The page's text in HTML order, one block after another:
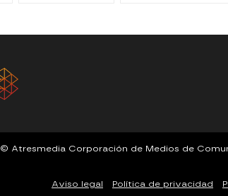
© Atresmedia Corporación de Medios de
Aviso legal Política de privacidad